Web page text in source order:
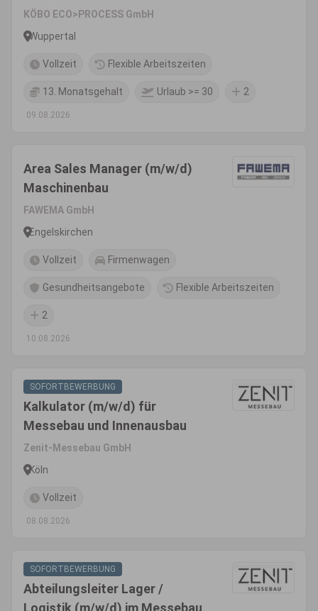
und Filtertechnik
KÖBO ECO>PROCESS GmbH
Wuppertal
Vollzeit Flexible Arbeitszeiten
13. Monatsgehalt Urlaub >= 30 2
09.08.2026
Area Sales Manager (m/w/d)
Maschinenbau
FAWEMA GmbH
Engelskirchen
Vollzeit Firmenwagen
Gesundheitsangebote Flexible Arbeitszeiten
2
10.08.2026
SOFORTBEWERBUNG
Kalkulator (m/w/d) für
Messebau und Innenausbau
Zenit-Messebau GmbH
Köln
Vollzeit
08.08.2026
SOFORTBEWERBUNG
Abteilungsleiter Lager /
Logistik (m/w/d) im Messebau